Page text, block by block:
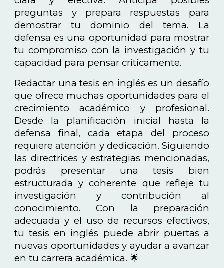
preguntas y prepara respuestas para
demostrar tu dominio del tema. La
defensa es una oportunidad para mostrar
tu compromiso con la investigación y tu
capacidad para pensar críticamente.
Redactar una tesis en inglés es un desafío
que ofrece muchas oportunidades para el
crecimiento académico y profesional.
Desde la planificación inicial hasta la
defensa final, cada etapa del proceso
requiere atención y dedicación. Siguiendo
las directrices y estrategias mencionadas,
podrás presentar una tesis bien
estructurada y coherente que refleje tu
investigación y contribución al
conocimiento. Con la preparación
adecuada y el uso de recursos efectivos,
tu tesis en inglés puede abrir puertas a
nuevas oportunidades y ayudar a avanzar
en tu carrera académica. 🌟